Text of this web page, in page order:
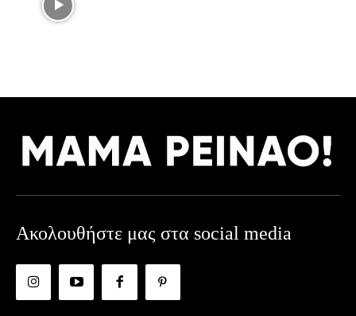
Ακολουθήστε μας στα social media